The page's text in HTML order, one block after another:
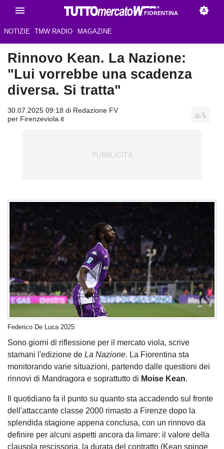
FIORENTINA
NOTIZIE TMW RADIO MAGAZINE
Rinnovo Kean. La Nazione:
"Lui vorrebbe una scadenza
diversa. Si tratta"
30.07.2025 09:18 di Redazione FV
per Firenzeviola.it
Federico De Luca 2025
Sono giorni di riflessione per il mercato viola, scrive
stamani l'edizione de La Nazione. La Fiorentina sta
monitorando varie situazioni, partendo dalle questioni dei
rinnovi di Mandragora e soprattutto di Moise Kean.
Il quotidiano fa il punto su quanto sta accadendo sul fronte
dell'attaccante classe 2000 rimasto a Firenze dopo la
splendida stagione appena conclusa, con un rinnovo da
definire per alcuni aspetti ancora da limare: il valore della
clausola rescissoria, la durata del contratto (Kean spinge